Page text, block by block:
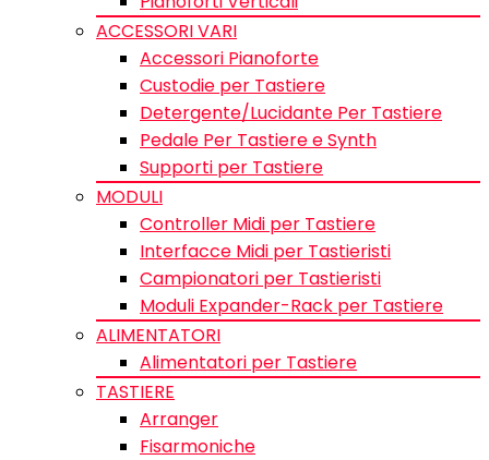
ACCESSORI VARI
Accessori Pianoforte
Custodie per Tastiere
Detergente/Lucidante Per Tastiere
Pedale Per Tastiere e Synth
Supporti per Tastiere
MODULI
Controller Midi per Tastiere
Interfacce Midi per Tastieristi
Campionatori per Tastieristi
Moduli Expander-Rack per Tastiere
ALIMENTATORI
Alimentatori per Tastiere
TASTIERE
Arranger
Fisarmoniche